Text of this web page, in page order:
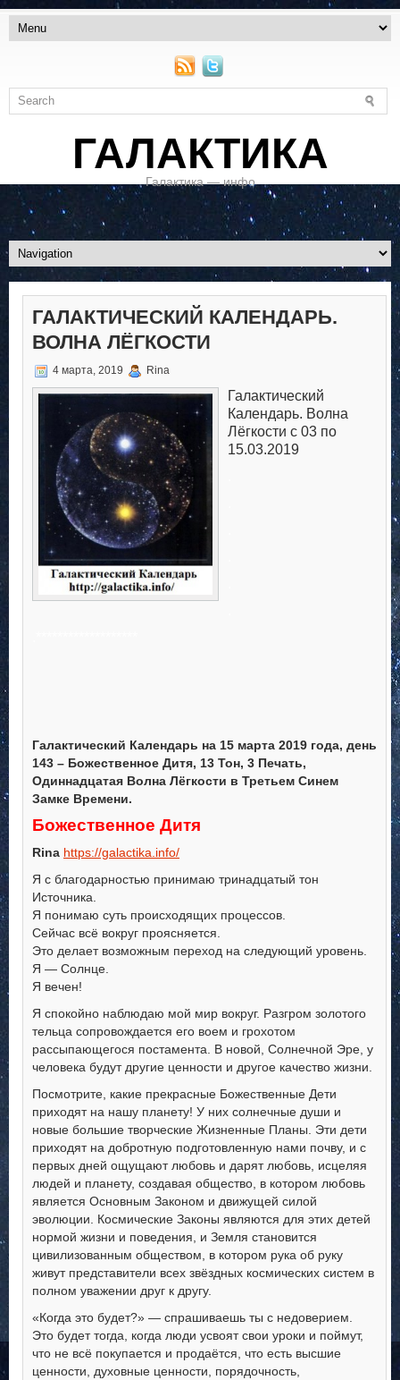
ГАЛАКТИКА
Галактика — инфо
ГАЛАКТИЧЕСКИЙ КАЛЕНДАРЬ.
ВОЛНА ЛЁГКОСТИ
4 марта, 2019 Rina
Галактический
Календарь. Волна
Лёгкости с 03 по
15.03.2019
Галактический Календарь на 15 марта 2019 года, день
143 – Божественное Дитя, 13 Тон, 3 Печать,
Одиннадцатая Волна Лёгкости в Третьем Синем
Замке Времени.
Божественное Дитя
Rina https://galactika.info/
Я с благодарностью принимаю тринадцатый тон
Источника.
Я понимаю суть происходящих процессов.
Сейчас всё вокруг проясняется.
Это делает возможным переход на следующий уровень.
Я — Солнце.
Я вечен!
Я спокойно наблюдаю мой мир вокруг. Разгром золотого
тельца сопровождается его воем и грохотом
рассыпающегося постамента. В новой, Солнечной Эре, у
человека будут другие ценности и другое качество жизни.
Посмотрите, какие прекрасные Божественные Дети
приходят на нашу планету! У них солнечные души и
новые большие творческие Жизненные Планы. Эти дети
приходят на добротную подготовленную нами почву, и с
первых дней ощущают любовь и дарят любовь, исцеляя
людей и планету, создавая общество, в котором любовь
является Основным Законом и движущей силой
эволюции. Космические Законы являются для этих детей
нормой жизни и поведения, и Земля становится
цивилизованным обществом, в котором рука об руку
живут представители всех звёздных космических систем в
полном уважении друг к другу.
«Когда это будет?» — спрашиваешь ты с недоверием.
Это будет тогда, когда люди усвоят свои уроки и поймут,
что не всё покупается и продаётся, что есть высшие
ценности, духовные ценности, порядочность,